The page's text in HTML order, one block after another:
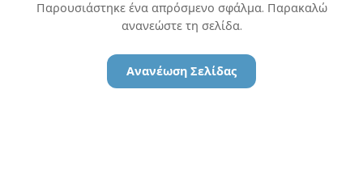
Παρουσιάστηκε ένα απρόσμενο σφάλμα. Παρακαλώ
ανανεώστε τη σελίδα.
Ανανέωση Σελίδας